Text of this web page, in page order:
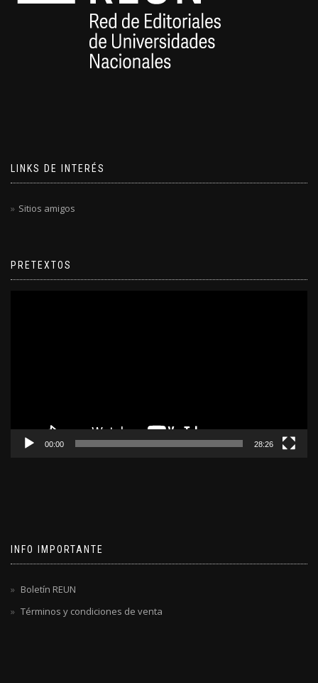
LINKS DE INTERÉS
Sitios amigos
PRETEXTOS
00:00 28:26
INFO IMPORTANTE
Boletín REUN
Términos y condiciones de venta